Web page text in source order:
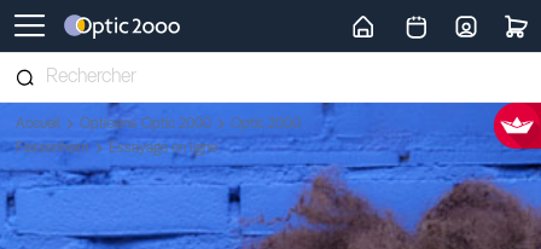
Retour vers la page d'accueil
Accueil Opticiens Optic 2000
Optic 2000
Fessenheim
Essayage en ligne